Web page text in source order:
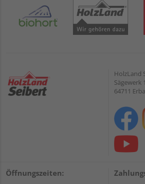
HolzLand
Sägewerk 1
64711
Öffnungszeiten: